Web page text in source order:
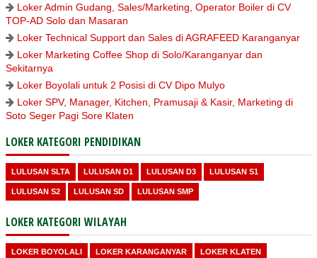
Loker Admin Gudang, Sales/Marketing, Operator Boiler di CV
TOP-AD Solo dan Masaran
Loker Technical Support dan Sales di AGRAFEED Karanganyar
Loker Marketing Coffee Shop di Solo/Karanganyar dan
Sekitarnya
Loker Boyolali untuk 2 Posisi di CV Dipo Mulyo
Loker SPV, Manager, Kitchen, Pramusaji & Kasir, Marketing di
Soto Seger Pagi Sore Klaten
LOKER KATEGORI PENDIDIKAN
LULUSAN SLTA LULUSAN D1 LULUSAN D3 LULUSAN S1
LULUSAN S2 LULUSAN SD LULUSAN SMP
LOKER KATEGORI WILAYAH
LOKER BOYOLALI LOKER KARANGANYAR LOKER KLATEN